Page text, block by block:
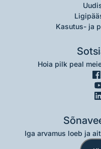
Kasutus- ja
Hoia pilk peal
Iga arvamus loeb ja